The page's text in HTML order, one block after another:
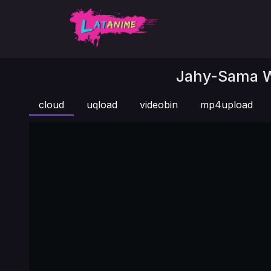
Jahy-Sama
cloud uqload videobin mp4upload